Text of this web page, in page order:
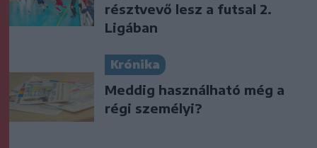
résztvevő lesz a futsal 2.
Ligában
Krónika
Meddig használható még a
régi személyi?